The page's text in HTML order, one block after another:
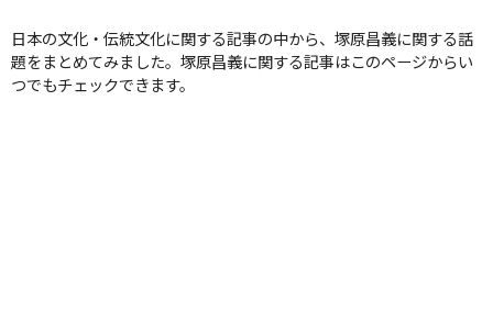
日本の文化・伝統文化に関する記事の中から、塚原昌義に関する話
題をまとめてみました。塚原昌義に関する記事はこのページからい
つでもチェックできます。